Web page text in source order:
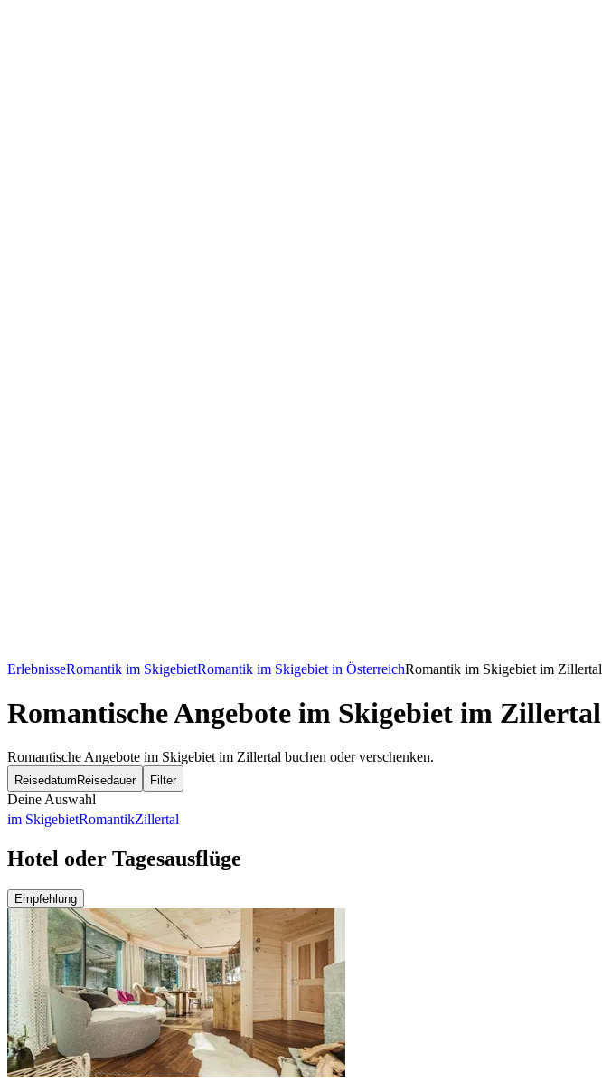
ErlebnisseRomantik im SkigebietRomantik im Skigebiet in ÖsterreichRomantik im Skigebiet im Zillertal
Romantische Angebote im Skigebiet im Zillertal
Romantische Angebote im Skigebiet im Zillertal buchen oder verschenken.
Reisedatum Reisedauer Filter
Deine Auswahl
im SkigebietRomantikZillertal
Hotel oder Tagesausflüge
Empfehlung